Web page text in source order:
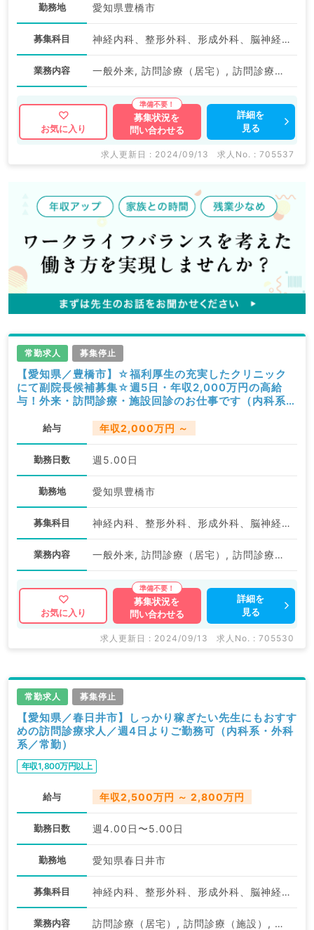
勤務地 愛知県豊橋市
募集科目 神経内科、整形外科、形成外科、脳神経外科、呼吸器外科、心臓血管外科、小児外科、泌尿器科、一般内科、循環器内科、呼吸器内科、消化器内科、内分泌・代謝内科、腎臓内科、老年内科、血液内科、外科系全般、一般外科、消化器外科、乳腺外科、膠原病科、大腸・肛門外科、脊髄・脊椎外科
業務内容 一般外来, 訪問診療（居宅）, 訪問診療（施設）, その他, 一般外来, その他, 一般外来, 訪問診療（居宅）, 訪問診療（施設）, 訪問診療（施設）
お気に入り
募集状況を
問い合わせる
詳細を
見る
求人更新日 : 2024/09/13 求人No. : 705537
常勤求人 募集停止
【愛知県／豊橋市】☆福利厚生の充実したクリニック
にて副院長候補募集☆週5日・年収2,000万円の高給
与！外来・訪問診療・施設回診のお仕事です（内科系・
給与 年収2,000万円 ～
勤務日数 週5.00日
勤務地 愛知県豊橋市
募集科目 神経内科、整形外科、形成外科、脳神経外科、呼吸器外科、心臓血管外科、小児外科、泌尿器科、一般内科、循環器内科、呼吸器内科、消化器内科、内分泌・代謝内科、腎臓内科、老年内科、血液内科、外科系全般、一般外科、消化器外科、乳腺外科、膠原病科、大腸・肛門外科、脊髄・脊椎外科
業務内容 一般外来, 訪問診療（居宅）, 訪問診療（施設）, その他, 一般外来, その他, 一般外来, 訪問診療（居宅）, 訪問診療（施設）, 訪問診療（施設）
お気に入り
募集状況を
問い合わせる
詳細を
見る
求人更新日 : 2024/09/13 求人No. : 705530
常勤求人 募集停止
【愛知県／春日井市】しっかり稼ぎたい先生にもおすす
めの訪問診療求人／週4日よりご勤務可（内科系・外科
系／常勤）
年収1,800万円以上
給与 年収2,500万円 ～ 2,800万円
勤務日数 週4.00日〜5.00日
勤務地 愛知県春日井市
募集科目 神経内科、整形外科、形成外科、脳神経外科、心臓血管外科、泌尿器科、一般内科、循環器内科、呼吸器内科、消化器内科、内分泌・代謝内科、腎臓内科、老年内科、血液内科、外科系全般、一般外科、消化器外科、乳腺外科、膠原病科、大腸・肛門外科
業務内容 訪問診療（居宅）, 訪問診療（施設）, 訪問診療（居宅）, その他